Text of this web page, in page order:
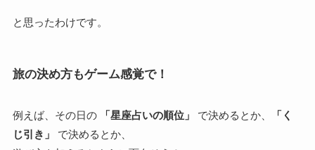
と思ったわけです。
旅の決め方もゲーム感覚で！
例えば、その日の 「星座占いの順位」 で決めるとか、
「く
じ引き」
で決めるとか、